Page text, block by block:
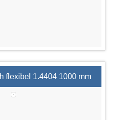
flexibel 1.4404 1000 mm